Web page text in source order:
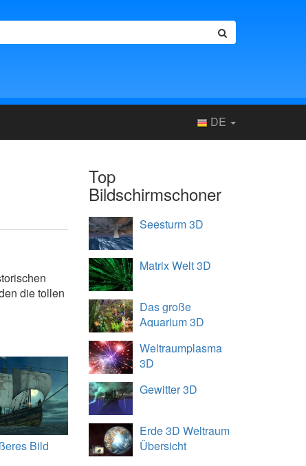
DE
die tollen
Bild
Top
Bildschirmschoner
Seesturm 3D
Matrix Welt 3D
Das große
Aquarium 3D
Weltraumplasma
3D
Gewitter 3D
Erde 3D Weltraum
Übersicht